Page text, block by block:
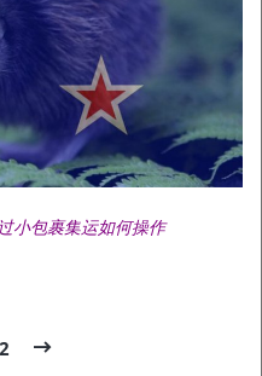
小包裹集运如何操作
2